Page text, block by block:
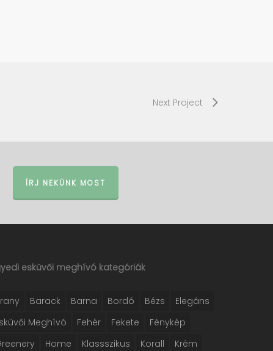
Next Project
ÍRJ NEKÜNK MOST
esküvői meghívó kategóriák
Barack Barna Bordó Bézs
Elegáns
Meghívó
Fehér Fekete
Fénykép
Home Klassszikus Korall Krém